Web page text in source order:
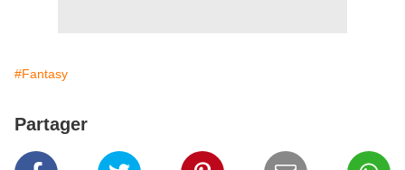
#Fantasy
Partager